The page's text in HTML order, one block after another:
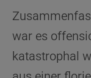
war es
katastrophal